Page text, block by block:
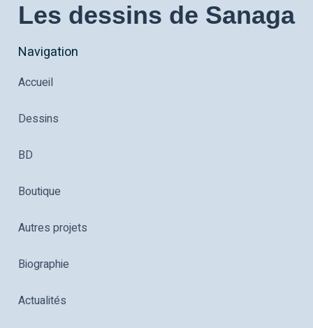
Les dessins de Sanaga
Navigation
Accueil
Dessins
BD
Boutique
Autres projets
Biographie
Actualités